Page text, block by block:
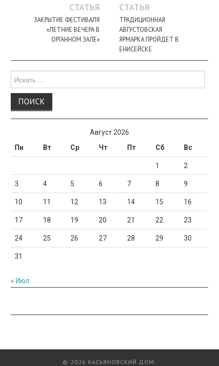
записи
СТАТЬЯ
ЗАКРЫТИЕ ФЕСТИВАЛЯ
«ЛЕТНИЕ ВЕЧЕРА В
ОРГАННОМ ЗАЛЕ»
СТАТЬЯ
ТРАДИЦИОННАЯ
АВГУСТОВСКАЯ
ЯРМАРКА ПРОЙДЕТ В
ЕНИСЕЙСКЕ
для:
Август 2026
Пн
Вт Ср Чт Пт Сб Вс
1 2
3 4 5 6 7 8 9
10 11 12 13 14 15 16
17 18 19 20 21 22 23
24 25 26 27 28 29 30
31
« Июл
© 2026 КАСЬЯНОВСКИЙ ДОМ.